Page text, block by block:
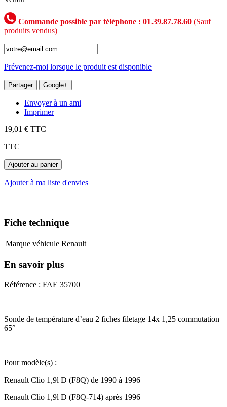
Commande possible par téléphone : 01.39.87.78.60 (Sauf
produits vendus)
Prévenez-moi lorsque le produit est disponible
Partager Google+
Envoyer à un ami
Imprimer
19,01 € TTC
TTC
Ajouter au panier
Ajouter à ma liste d'envies
Fiche technique
Marque véhicule Renault
En savoir plus
Référence : FAE 35700
Sonde de température d’eau 2 fiches filetage 14x 1,25 commutation
65°
Pour modèle(s) :
Renault Clio 1,9l D (F8Q) de 1990 à 1996
Renault Clio 1,9l D (F8Q-714) après 1996